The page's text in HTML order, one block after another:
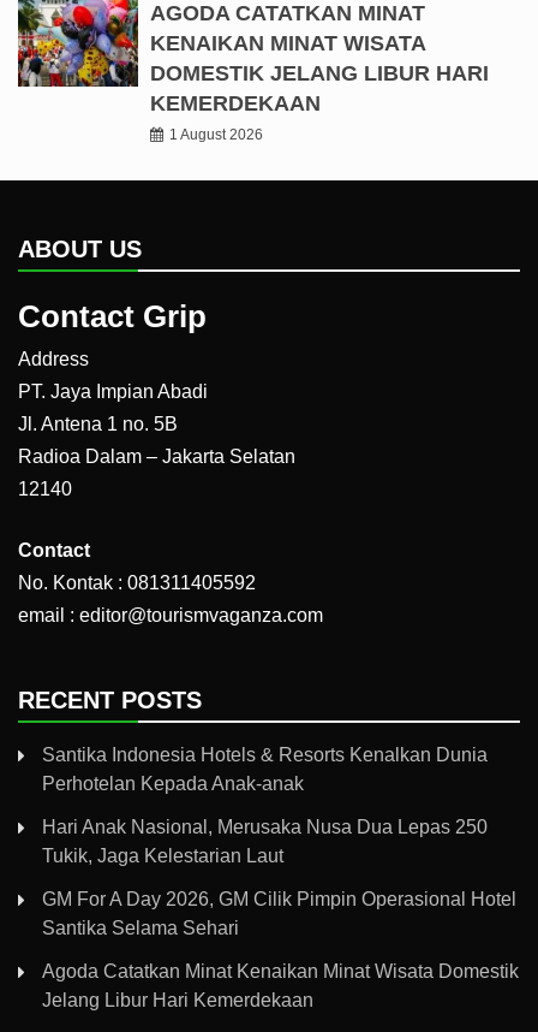
AGODA CATATKAN MINAT
KENAIKAN MINAT WISATA
DOMESTIK JELANG LIBUR HARI
KEMERDEKAAN
1 August 2026
ABOUT US
Contact Grip
Address
PT. Jaya Impian Abadi
Jl. Antena 1 no. 5B
Radioa Dalam – Jakarta Selatan
12140
Contact
No. Kontak : 081311405592
email : editor@tourismvaganza.com
RECENT POSTS
Santika Indonesia Hotels & Resorts Kenalkan Dunia
Perhotelan Kepada Anak-anak
Hari Anak Nasional, Merusaka Nusa Dua Lepas 250
Tukik, Jaga Kelestarian Laut
GM For A Day 2026, GM Cilik Pimpin Operasional Hotel
Santika Selama Sehari
Agoda Catatkan Minat Kenaikan Minat Wisata Domestik
Jelang Libur Hari Kemerdekaan